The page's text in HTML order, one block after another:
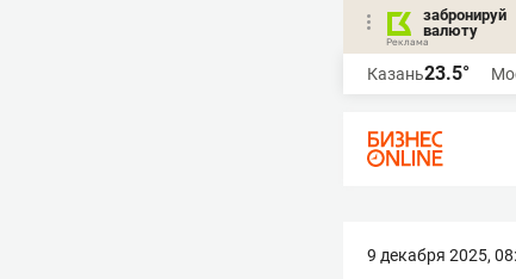
забронируй
валюту
Казань23.5°
9 декабря 2025,